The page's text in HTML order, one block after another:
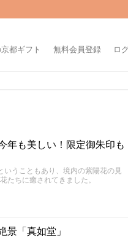
都ギフト 無料会員登録 ロ
年も美しい！限定御朱印も
うこともあり、境内の紫陽花の見
たちに癒されてきました。
景「真如堂」